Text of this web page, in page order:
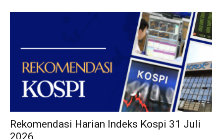
Rekomendasi Harian Indeks Kospi 31 Juli